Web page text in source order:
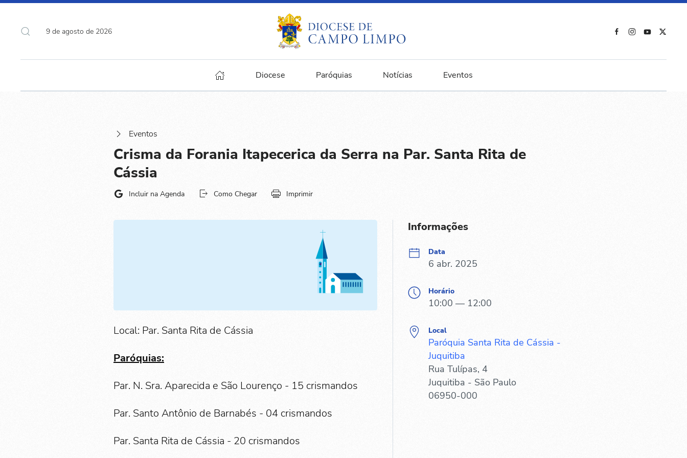
9 de agosto de 2026
Diocese Paróquias Notícias Eventos
Eventos
Crisma da Forania Itapecerica da Serra na Par. Santa Rita de
Cássia
Incluir na Agenda Como Chegar Imprimir
Local: Par. Santa Rita de Cássia
Paróquias:
Par. N. Sra. Aparecida e São Lourenço - 15 crismandos
Par. Santo Antônio de Barnabés - 04 crismandos
Par. Santa Rita de Cássia - 20 crismandos
Informações
Data
6 abr. 2025
Horário
10:00 — 12:00
Local
Paróquia Santa Rita de Cássia -
Juquitiba
Rua Tulípas, 4
Juquitiba - São Paulo
06950-000